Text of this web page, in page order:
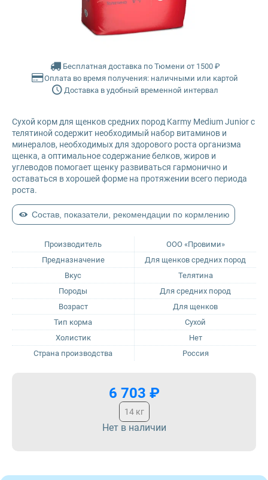
Karmy
Petvador
Premier
ProBalance
Royal Canin
6 703 ₽
14 кг
Нет в наличии
Бесплатная доставка по Тюмени от 1500 ₽
Оплата во время получения: наличными или картой
Доставка в удобный временной интервал
Производитель
ООО «Провими»
Предназначение
Для щенков средних пород
Вкус
Телятина
Породы
Для средних пород
Возраст
Для щенков
Тип корма
Сухой
Холистик
Нет
Страна производства
Россия
Сухой корм для щенков средних пород Karmy Medium Junior с
телятиной содержит необходимый набор витаминов и
минералов, необходимых для здорового роста организма
щенка, а оптимальное содержание белков, жиров и
углеводов помогает щенку развиваться гармонично и
оставаться в хорошей форме на протяжении всего периода
роста.
Состав, показатели, рекомендации по кормлению